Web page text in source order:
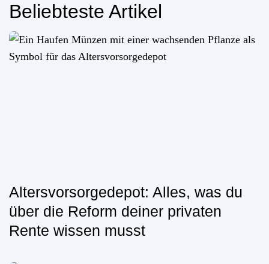
Beliebteste Artikel
Altersvorsorgedepot: Alles, was du
über die Reform deiner privaten
Rente wissen musst